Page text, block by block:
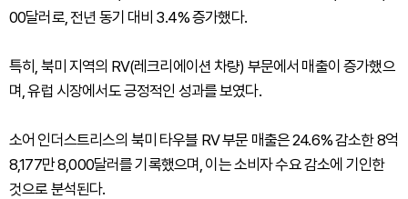
00달러로, 전년 동기 대비 3.4% 증가했다.
특히, 북미 지역의 RV(레크리에이션 차량) 부문에서 매출이 증가했으
며, 유럽 시장에서도 긍정적인 성과를 보였다.
소어 인더스트리스의 북미 타우블 RV 부문 매출은 24.6% 감소한 8억
8,177만 8,000달러를 기록했으며, 이는 소비자 수요 감소에 기인한
것으로 분석된다.